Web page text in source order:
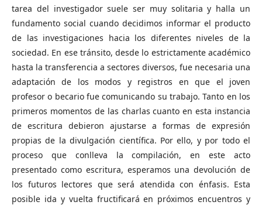
tarea del investigador suele ser muy solitaria y halla un
fundamento social cuando decidimos informar el producto
de las investigaciones hacia los diferentes niveles de la
sociedad. En ese tránsito, desde lo estrictamente académico
hasta la transferencia a sectores diversos, fue necesaria una
adaptación de los modos y registros en que el joven
profesor o becario fue comunicando su trabajo. Tanto en los
primeros momentos de las charlas cuanto en esta instancia
de escritura debieron ajustarse a formas de expresión
propias de la divulgación científica. Por ello, y por todo el
proceso que conlleva la compilación, en este acto
presentado como escritura, esperamos una devolución de
los futuros lectores que será atendida con énfasis. Esta
posible ida y vuelta fructificará en próximos encuentros y